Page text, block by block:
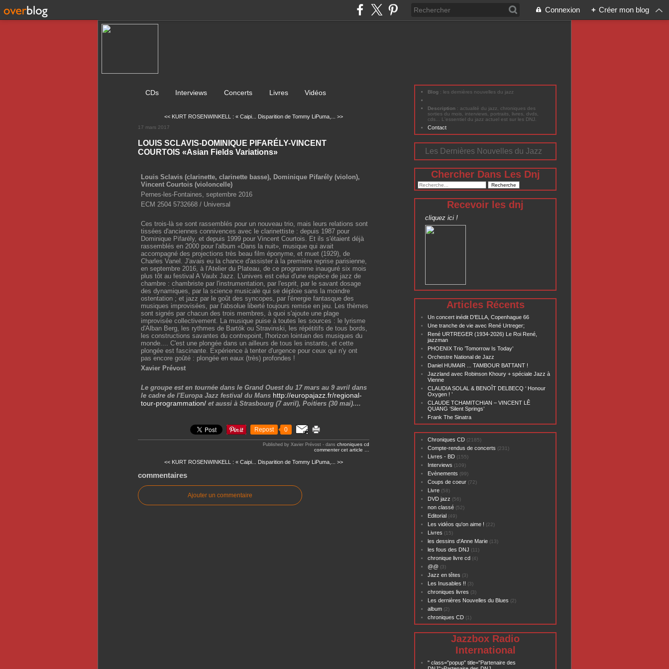
Connexion + Créer mon blog
CDs Interviews Concerts Livres Vidéos
<< KURT ROSENWINKELL : « Caipi... Disparition de Tommy LiPuma,... >>
17 mars 2017
LOUIS SCLAVIS-DOMINIQUE PIFARÉLY-VINCENT
COURTOIS «Asian Fields Variations»
Louis Sclavis (clarinette, clarinette basse), Dominique Pifarély (violon),
Vincent Courtois (violoncelle)
Pernes-les-Fontaines, septembre 2016
ECM 2504 5732668 / Universal
Ces trois-là se sont rassemblés pour un nouveau trio, mais leurs relations sont
tissées d'anciennes connivences avec le clarinettiste : depuis 1987 pour
Dominique Pifarély, et depuis 1999 pour Vincent Courtois. Et ils s'étaient déjà
rassemblés en 2000 pour l'album «Dans la nuit», musique qui avait
accompagné des projections très beau film éponyme, et muet (1929), de
Charles Vanel. J'avais eu la chance d'assister à la première reprise parisienne,
en septembre 2016, à l'Atelier du Plateau, de ce programme inauguré six mois
plus tôt au festival A Vaulx Jazz. L'univers est celui d'une espèce de jazz de
chambre : chambriste par l'instrumentation, par l'esprit, par le savant dosage
des dynamiques, par la science musicale qui se déploie sans la moindre
ostentation ; et jazz par le goût des syncopes, par l'énergie fantasque des
musiques improvisées, par l'absolue liberté toujours remise en jeu. Les thèmes
sont signés par chacun des trois membres, à quoi s'ajoute une plage
improvisée collectivement. La musique puise à toutes les sources : le lyrisme
d'Alban Berg, les rythmes de Bartók ou Stravinski, les répétitifs de tous bords,
les constructions savantes du contrepoint, l'horizon lointain des musiques du
monde.... C'est une plongée dans un ailleurs de tous les instants, et cette
plongée est fascinante. Expérience à tenter d'urgence pour ceux qui n'y ont
pas encore goûté : plongée en eaux (très) profondes !
Xavier Prévost
Le groupe est en tournée dans le Grand Ouest du 17 mars au 9 avril dans
le cadre de l'Europa Jazz festival du Mans http://europajazz.fr/regional-
tour-programmation/ et aussi à Strasbourg (7 avril), Poitiers (30 mai)....
Repost 0
Published by Xavier Prévost - dans chroniques cd
commenter cet article
<< KURT ROSENWINKELL : « Caipi... Disparition de Tommy LiPuma,... >>
commentaires
Ajouter un commentaire
Blog : les dernières nouvelles du jazz
Description : actualité du jazz, chroniques des
sorties du mois, interviews, portraits, livres, dvds,
cds... L'essentiel du jazz actuel est sur les DNJ.
Contact
Les Dernières Nouvelles du Jazz
Chercher Dans Les Dnj
Recevoir les dnj
cliquez ici !
Articles Récents
Un concert inédit D’ELLA, Copenhague 66
Une tranche de vie avec René Urtreger;
René URTREGER (1934-2026) Le Roi René,
jazzman
PHOENIX Trio ’Tomorrow Is Today’
Orchestre National de Jazz
Daniel HUMAIR ... TAMBOUR BATTANT !
Jazzland avec Robinson Khoury + spéciale Jazz à
Vienne
CLAUDIA SOLAL & BENOÎT DELBECQ ‘ Honour
Oxygen ! ’
CLAUDE TCHAMITCHIAN – VINCENT LÊ
QUANG ‘Silent Springs’
Frank The Sinatra
Chroniques CD (2185)
Compte-rendus de concerts (231)
Livres - BD (155)
Interviews (109)
Evènements (99)
Coups de coeur (72)
Livre (58)
DVD jazz (56)
non classé (52)
Editorial (49)
Les vidéos qu'on aime ! (22)
Livres (15)
les dessins d'Anne Marie (13)
les fous des DNJ (11)
chronique livre cd (4)
@@ (3)
Jazz en têtes (3)
Les Inusables !! (3)
chroniques livres (3)
Les dernières Nouvelles du Blues (2)
album (2)
chroniques CD (1)
Jazzbox Radio
International
" class="popup" title="Partenaire des